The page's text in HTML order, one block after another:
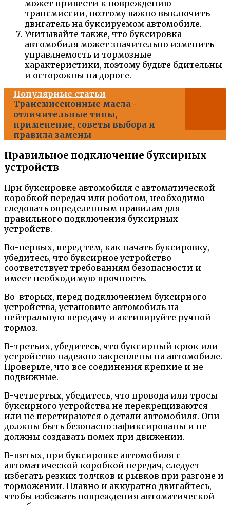
может привести к повреждению
трансмиссии, поэтому важно выключить
двигатель на буксируемом автомобиле.
Учитывайте также, что буксировка
автомобиля может значительно изменить
управляемость и тормозные
характеристики, поэтому будьте бдительны
и осторожны на дороге.
Популярные статьи
Трансмиссионные масла -
отличительные типы,
применение, советы выбора и
правила замены
Правильное подключение буксирных
устройств
При буксировке автомобиля с автоматической
коробкой передач или роботом, необходимо
следовать определенным правилам для
правильного подключения буксирных
устройств.
Во-первых, перед тем, как начать буксировку,
убедитесь, что буксирное устройство
соответствует требованиям безопасности и
имеет необходимую прочность.
Во-вторых, перед подключением буксирного
устройства, установите автомобиль на
нейтральную передачу и активируйте ручной
тормоз.
В-третьих, убедитесь, что буксирный крюк или
устройство надежно закреплены на автомобиле.
Проверьте, что все соединения крепкие и не
подвижные.
В-четвертых, убедитесь, что провода или тросы
буксирного устройства не перекрещиваются
или не перетираются о детали автомобиля. Они
должны быть безопасно зафиксированы и не
должны создавать помех при движении.
В-пятых, при буксировке автомобиля с
автоматической коробкой передач, следует
избегать резких толчков и рывков при разгоне и
торможении. Плавно и аккуратно двигайтесь,
чтобы избежать повреждения автоматической